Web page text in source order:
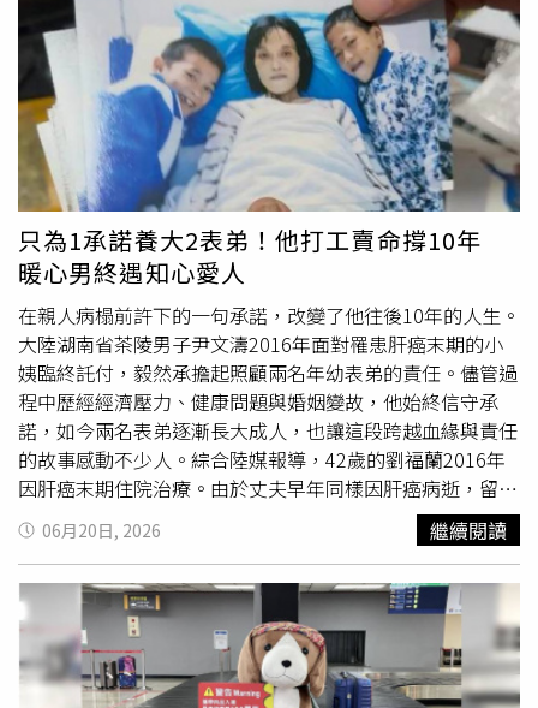
元）的畢卡索靜物畫作在運送途中失蹤，警方大動作搜尋3
週後，才發現根本沒出城，而是被失主的鄰居誤當成無人認
領的
包裹「好心收留」。
泌體等。在台灣，外泌體（Exosome）的醫療使用受到衛
生福利部極為嚴格的管制；隨者《再生醫療法》與《再生醫
療製劑條例》（簡稱再生醫療雙法）正式施行，外泌體的管
理模式已完全法制化，徹底終結過去的法律灰色地帶。台灣
目前尚未核准任何外泌體藥品或常規醫療行為上市，坊間所
有宣稱療效的施打皆屬違法。石崇良指出，目前市面上外泌
體產品氾濫，宣稱的來源與型態五花八門；從內服到外擦，
甚至有日本酒類飲品宣稱添加外泌體，成分涵蓋人類、動物
與食物等來源。他曾打趣地表示：「不知道未來會不會出現
礦物外泌體？」藉此諷刺市面上什麼產品都跟外泌體扯上邊
的誇張現象。民眾購買外泌體相關保養產品，可先上網至
「食品藥物消費者專區」查詢相關違規案件。（圖／翻攝衛
福部食藥署）食藥署已明確指出，目前未核准任何「外泌
體」作為食品原料或成分；食品廣告若宣稱添加或含有外泌
體，皆屬違法，依法可認定為涉及不實、誇張或易生誤解，
將面臨開罰。在保養品部分，採取「送審制」，若一般化妝
品或保養品標榜含有外泌體成分，但標示上未有明確的對應
成分字樣，也將被主管機關嚴格稽查是否為不實廣告。新法
也將新興的生物技術「外泌體」納入管理，由於外泌體在再
生醫療中被視為細胞間的快遞員，能傳遞蛋白質、核酸等訊
息，可應用於組織修復、抗發炎、免疫調控或癌症早期檢測
等，被外界稱為最具潛力的新興生技產業。不過衛福部表
示，目前外泌體僅核准用於外用化妝品，嚴格禁止作為注射
或醫療用途，任何宣稱「抗衰老」、「再生」、「修復」等
只為1承諾養大2表弟！他打工賣命撐10年
暖心男終遇知心愛人
在親人病榻前許下的一句承諾，改變了他往後10年的人生。
大陸湖南省茶陵男子尹文濤2016年面對罹患肝癌末期的小
姨臨終託付，毅然承擔起照顧兩名年幼表弟的責任。儘管過
程中歷經經濟壓力、健康問題與婚姻變故，他始終信守承
諾，如今兩名表弟逐漸長大成人，也讓這段跨越血緣與責任
的故事感動不少人。綜合陸媒報導，42歲的劉福蘭2016年
因肝癌末期住院治療。由於丈夫早年同樣因肝癌病逝，留下
11歲與9歲兩個兒子，病重的她最放心不下的就是孩子未
來。為此，她兩度召集親友到病房，希望有人能收養兄弟
倆，並讓他們繼續生活在一起。然而親友各有家庭與經濟負
擔，始終無人願意接下重任。尹文濤回憶，當時病房內氣氛
沉重，小姨與母親都紅著眼眶，兩個表弟則低著頭不發一
語。雖然自己家境並不寬裕，家中還有年邁父母與年幼女兒
需要照顧，但看到親友們面露難色，他最終決定挺身而出，
06月20日, 2026 繼續閱讀